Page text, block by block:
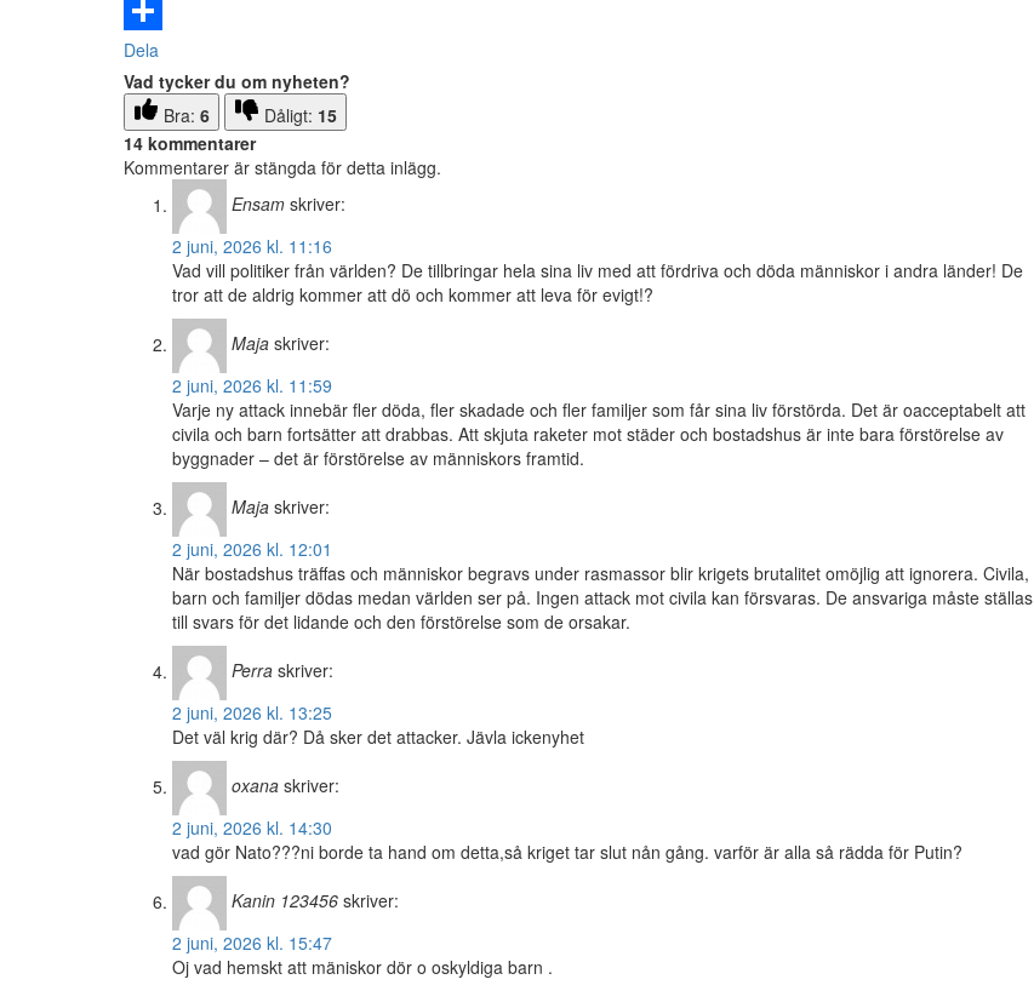
Email
Dela
Vad tycker du om nyheten?
Bra: 6 Dåligt: 15
14 kommentarer
Kommentarer är stängda för detta inlägg.
Ensam skriver:
2 juni, 2026 kl. 11:16
Vad vill politiker från världen? De tillbringar hela sina liv med att fördriva och döda människor i andra länder! De
tror att de aldrig kommer att dö och kommer att leva för evigt!?
Maja skriver:
2 juni, 2026 kl. 11:59
Varje ny attack innebär fler döda, fler skadade och fler familjer som får sina liv förstörda. Det är oacceptabelt att
civila och barn fortsätter att drabbas. Att skjuta raketer mot städer och bostadshus är inte bara förstörelse av
byggnader – det är förstörelse av människors framtid.
Maja skriver:
2 juni, 2026 kl. 12:01
När bostadshus träffas och människor begravs under rasmassor blir krigets brutalitet omöjlig att ignorera. Civila,
barn och familjer dödas medan världen ser på. Ingen attack mot civila kan försvaras. De ansvariga måste ställas
till svars för det lidande och den förstörelse som de orsakar.
Perra skriver:
2 juni, 2026 kl. 13:25
Det väl krig där? Då sker det attacker. Jävla ickenyhet
oxana skriver:
2 juni, 2026 kl. 14:30
vad gör Nato???ni borde ta hand om detta,så kriget tar slut nån gång. varför är alla så rädda för Putin?
Kanin 123456 skriver:
2 juni, 2026 kl. 15:47
Oj vad hemskt att mäniskor dör o oskyldiga barn .